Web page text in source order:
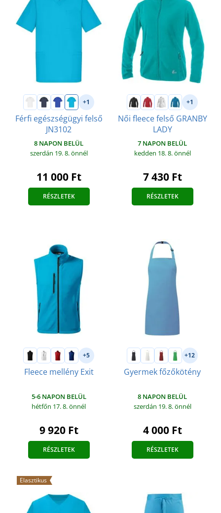
+1
Férfi egészségügyi felső
JN3102
8 NAPON BELÜL
szerdán 19. 8.önnél
11 000 Ft
RÉSZLETEK
+1
Női fleece felső GRANBY
LADY
7 NAPON BELÜL
kedden 18. 8.önnél
7 430 Ft
RÉSZLETEK
+5
Fleece mellény Exit
5-6 NAPON BELÜL
hétfőn 17. 8.önnél
9 920 Ft
RÉSZLETEK
+12
Gyermek főzőkötény
8 NAPON BELÜL
szerdán 19. 8.önnél
4 000 Ft
RÉSZLETEK
Elasztikus